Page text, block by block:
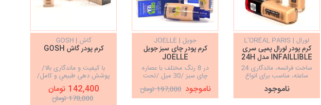
لورال | L'ORÉAL PARIS
کرم پودر لورال پمپی سری
INFAILLIBLE مدل 24H
FRESH WEAR ساخت فرانسه، ماندگاری 24
ساعته، مناسب برای انواع
پوست، پوشش‌دهی تمام
عیوب و نواقص پوست، آبرسان
پوست
ناموجود
جویل | JOELLE
کرم پودر چای سبز جویل
JOELLE
در 8 رنگ مختلف با عصاره
چای سبز /30 میل /تحت
لیسانس رد اف ویو ایتالیا/
دارای سیب سلامت
ناموجود 197,000 تومان
گاش | GOSH
کرم پودر گاش GOSH
با کیفیت و ماندگاری بالا/
پوشش دهی طبیعی و کامل/
بافت سبک/ حاوی گلیسیرین/
دارای +SPF10
142,400 تومان
178,000 تومان